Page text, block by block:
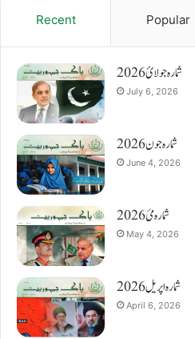
Recent Popular
شمارہ جولائ 2026
July 6, 2026
شمارہ جون 2026
June 4, 2026
شمارہ مئ 2026
May 4, 2026
شمارہ اپریل 2026
April 6, 2026